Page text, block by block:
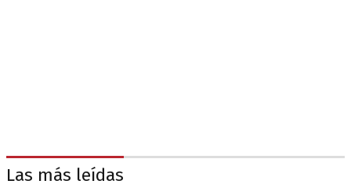
Las más leídas